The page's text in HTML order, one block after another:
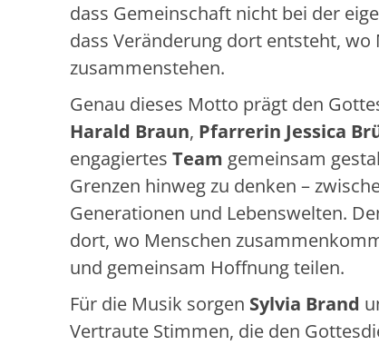
dass Gemeinschaft nicht bei der
dass Veränderung dort entsteht, wo
zusammenstehen.
Genau dieses Motto prägt den
Harald Braun, Pfarrerin Jessica
engagiertes Team gemeinsam
Grenzen hinweg zu denken –
Generationen und Lebenswelten.
dort, wo Menschen
und gemeinsam Hoffnung teilen.
Für die Musik sorgen Sylvia Brand
Vertraute Stimmen, die den